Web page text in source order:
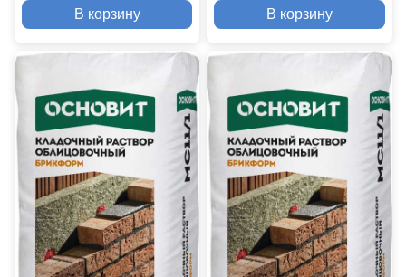
В корзину В корзину